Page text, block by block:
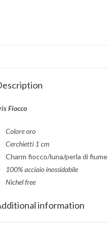
Fiocco
Colore oro
Cerchietti 1 cm
Charm fiocco/luna/perla di fiume
100% acciaio inossidabile
Nichel free
information